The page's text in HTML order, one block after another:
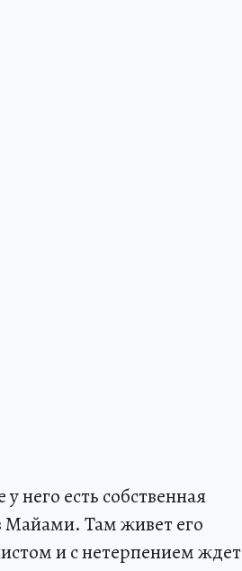
него есть собственная
Майами. Там живет его
и с нетерпением ждет